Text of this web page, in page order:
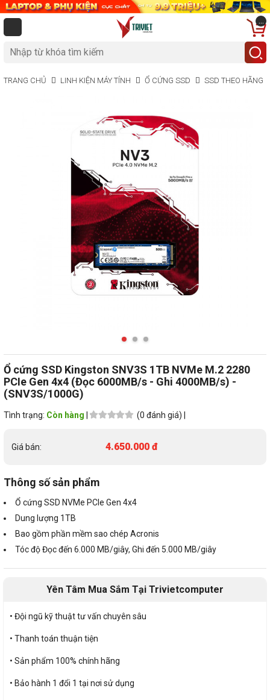
...
TRANG CHỦ LINH KIỆN MÁY TÍNH Ổ CỨNG SSD SSD THEO HÃNG
Ổ cứng SSD Kingston SNV3S 1TB NVMe M.2 2280
PCIe Gen 4x4 (Đọc 6000MB/s - Ghi 4000MB/s) -
(SNV3S/1000G)
Tình trạng: Còn hàng (0 đánh giá) |
Giá bán: 4.650.000 đ
Thông số sản phẩm
Ổ cứng SSD NVMe PCIe Gen 4x4
Dung lượng 1TB
Bao gồm phần mềm sao chép Acronis
Tóc độ Đọc đến 6.000 MB/giây, Ghi đến 5.000 MB/giây
Yên Tâm Mua Sắm Tại Trivietcomputer
• Đội ngũ kỹ thuật tư vấn chuyên sâu
• Thanh toán thuận tiện
• Sản phẩm 100% chính hãng
• Bảo hành 1 đổi 1 tại nơi sử dụng